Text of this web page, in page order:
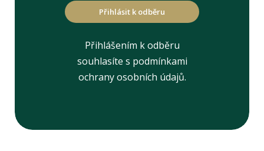
Přihlásit k odběru
Přihlášením k odběru
souhlasíte s podmínkami
ochrany osobních údajů.